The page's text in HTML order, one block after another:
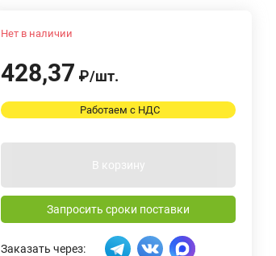
Нет в наличии
428,37 ₽/шт.
Работаем с НДС
В корзину
Запросить сроки поставки
Заказать через: